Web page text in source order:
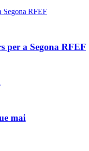
per a Segona RFEF
mai